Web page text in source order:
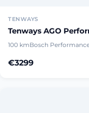
TENWAYS
Tenways AGO
100 kmBosch
€3299